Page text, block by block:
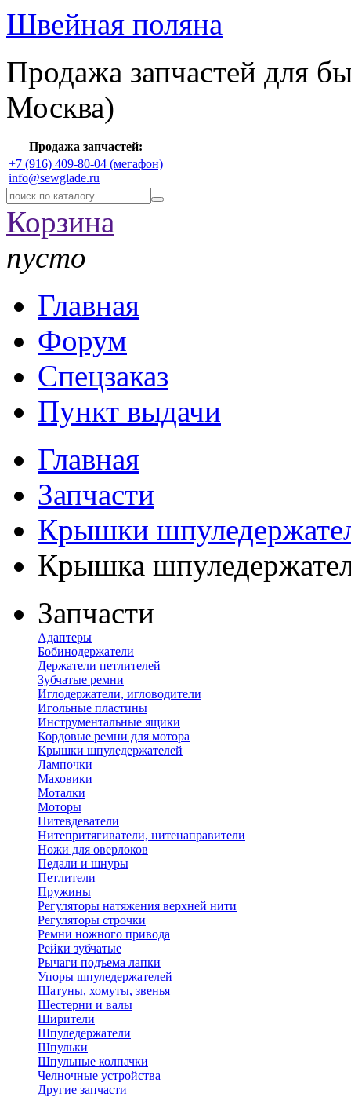
Швейная поляна
Продажа запчастей для
Москва)
Продажа запчастей:
+7 (916) 409-80-04 (мегафон)
info@sewglade.ru
Корзина
пусто
Главная
Форум
Спецзаказ
Пункт выдачи
Главная
Запчасти
Крышки
Крышка
Запчасти
Адаптеры
Бобинодержатели
Держатели петлителей
Зубчатые ремни
Иглодержатели, игловодители
Игольные пластины
Инструментальные ящики
Кордовые ремни для мотора
Крышки шпуледержателей
Лампочки
Маховики
Моталки
Моторы
Нитевдеватели
Нитепритягиватели, нитенаправители
Ножи для оверлоков
Педали и шнуры
Петлители
Пружины
Регуляторы натяжения верхней нити
Регуляторы строчки
Ремни ножного привода
Рейки зубчатые
Рычаги подъема лапки
Упоры шпуледержателей
Шатуны, хомуты, звенья
Шестерни и валы
Ширители
Шпуледержатели
Шпульки
Шпульные колпачки
Челночные устройства
Другие запчасти